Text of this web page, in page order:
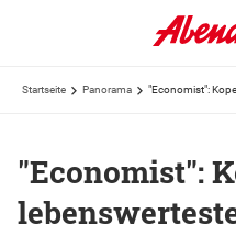
Startseite Panorama "Economist":
"Economist":